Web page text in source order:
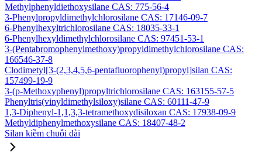
Methylphenyldiethoxysilane CAS: 775-56-4
3-Phenylpropyldimethylchlorosilane CAS: 17146-09-7
6-Phenylhexyltrichlorosilane CAS: 18035-33-1
6-Phenylhexyldimethylchlorosilane CAS: 97451-53-1
3-(Pentabromophenylmethoxy)propyldimethylchlorosilane CAS:
166546-37-8
Clodimetyl[3-(2,3,4,5,6-pentafluorophenyl)propyl]silan CAS:
157499-19-9
3-(p-Methoxyphenyl)propyltrichlorosilane CAS: 163155-57-5
Phenyltris(vinyldimethylsiloxy)silane CAS: 60111-47-9
1,3-Diphenyl-1,1,3,3-tetramethoxydisiloxan CAS: 17938-09-9
Methyldiphenylmethoxysilane CAS: 18407-48-2
Silan kiềm chuỗi dài